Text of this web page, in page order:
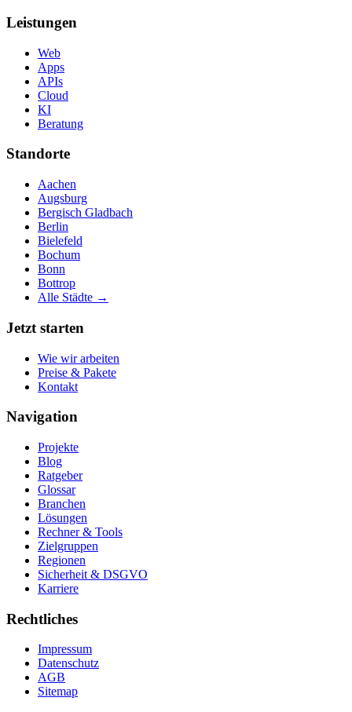
Leistungen
Web
Apps
APIs
Cloud
KI
Beratung
Standorte
Aachen
Augsburg
Bergisch Gladbach
Berlin
Bielefeld
Bochum
Bonn
Bottrop
Alle Städte →
Jetzt starten
Wie wir arbeiten
Preise & Pakete
Kontakt
Navigation
Projekte
Blog
Ratgeber
Glossar
Branchen
Lösungen
Rechner & Tools
Zielgruppen
Regionen
Sicherheit & DSGVO
Karriere
Rechtliches
Impressum
Datenschutz
AGB
Sitemap